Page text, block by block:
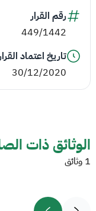
رقم القرار
449/1442
تاريخ اعتماد القرار
30/12/2020
الوثائق ذات
1 وثائق